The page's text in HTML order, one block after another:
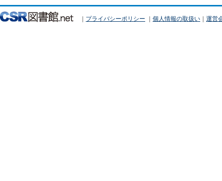
｜ プライバシーポリシー ｜ 個人情報の取扱い ｜ 運営